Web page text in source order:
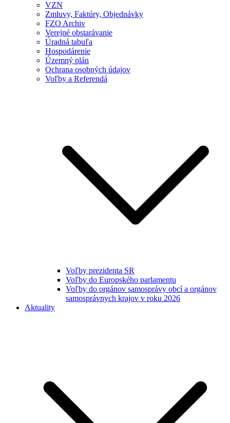
VZN
Zmluvy, Faktúry, Objednávky
FZO Archiv
Verejné obstarávanie
Úradná tabuľa
Hospodárenie
Územný plán
Ochrana osobných údajov
Voľby a Referendá
Voľby prezidenta SR
Voľby do Europského parlamentu
Voľby do orgánov samosprávy obcí a orgánov
samosprávnych krajov v roku 2026
Aktuality